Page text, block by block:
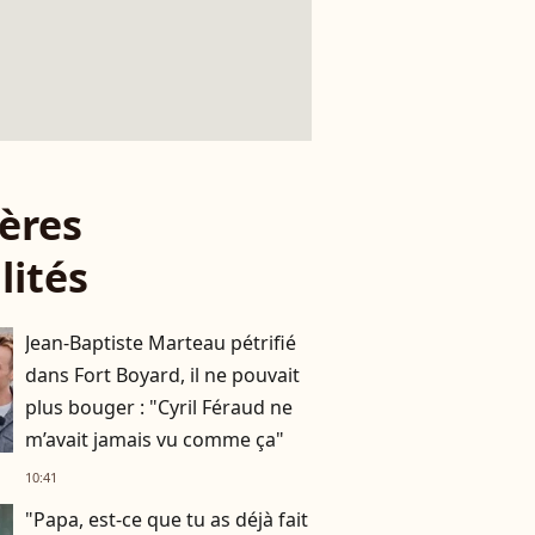
Jean-Baptiste Marteau pétrifié
dans Fort Boyard, il ne pouvait
plus bouger : "Cyril Féraud ne
m’avait jamais vu comme ça"
10:41
"Papa, est-ce que tu as déjà fait